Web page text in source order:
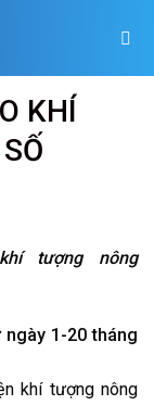
KHÍ
tượng nông
1-20 tháng
khí tượng nông